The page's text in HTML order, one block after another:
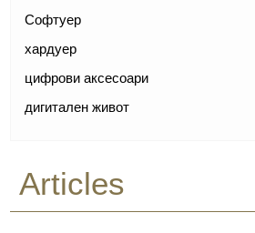
Софтуер
хардуер
цифрови аксесоари
дигитален живот
Articles